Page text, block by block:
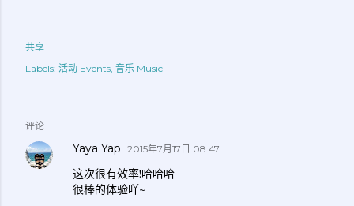
共享
Labels: 活动 Events 音乐 Music
评论
Yaya Yap 2015年7月17日 08:47
这次很有效率!哈哈哈
很棒的体验吖~